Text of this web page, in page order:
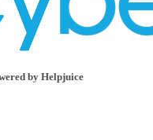
by Helpjuice